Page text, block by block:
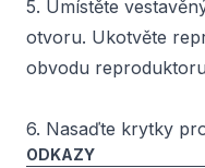
5. Umístěte
otvoru. Ukotvěte
obvodu
6. Nasaďte krytky
ODKAZY